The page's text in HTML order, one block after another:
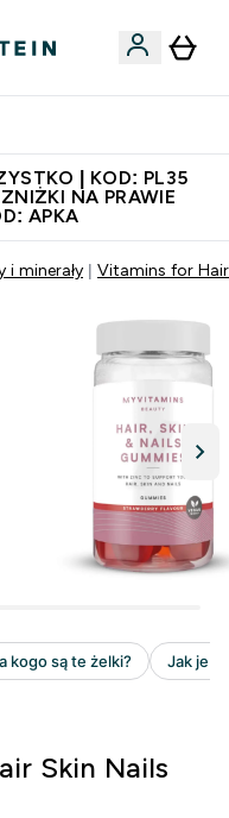
| KOD: PL35
NA PRAWIE
APKA
i minerały Vitamins for Hair
Skin Nails